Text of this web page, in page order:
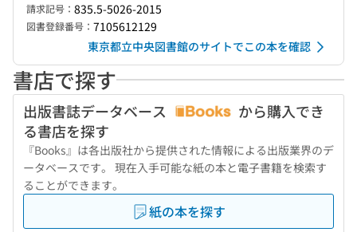
請求記号： 835.5-5026-2015
図書登録番号： 7105612129
東京都立中央図書館のサイトでこの本を確認
書店で探す
出版書誌データベース
から購入でき
る書店を探す
『Books』は各出版社から提供された情報による出版業界のデ
ータベースです。 現在入手可能な紙の本と電子書籍を検索す
ることができます。
紙の本を探す